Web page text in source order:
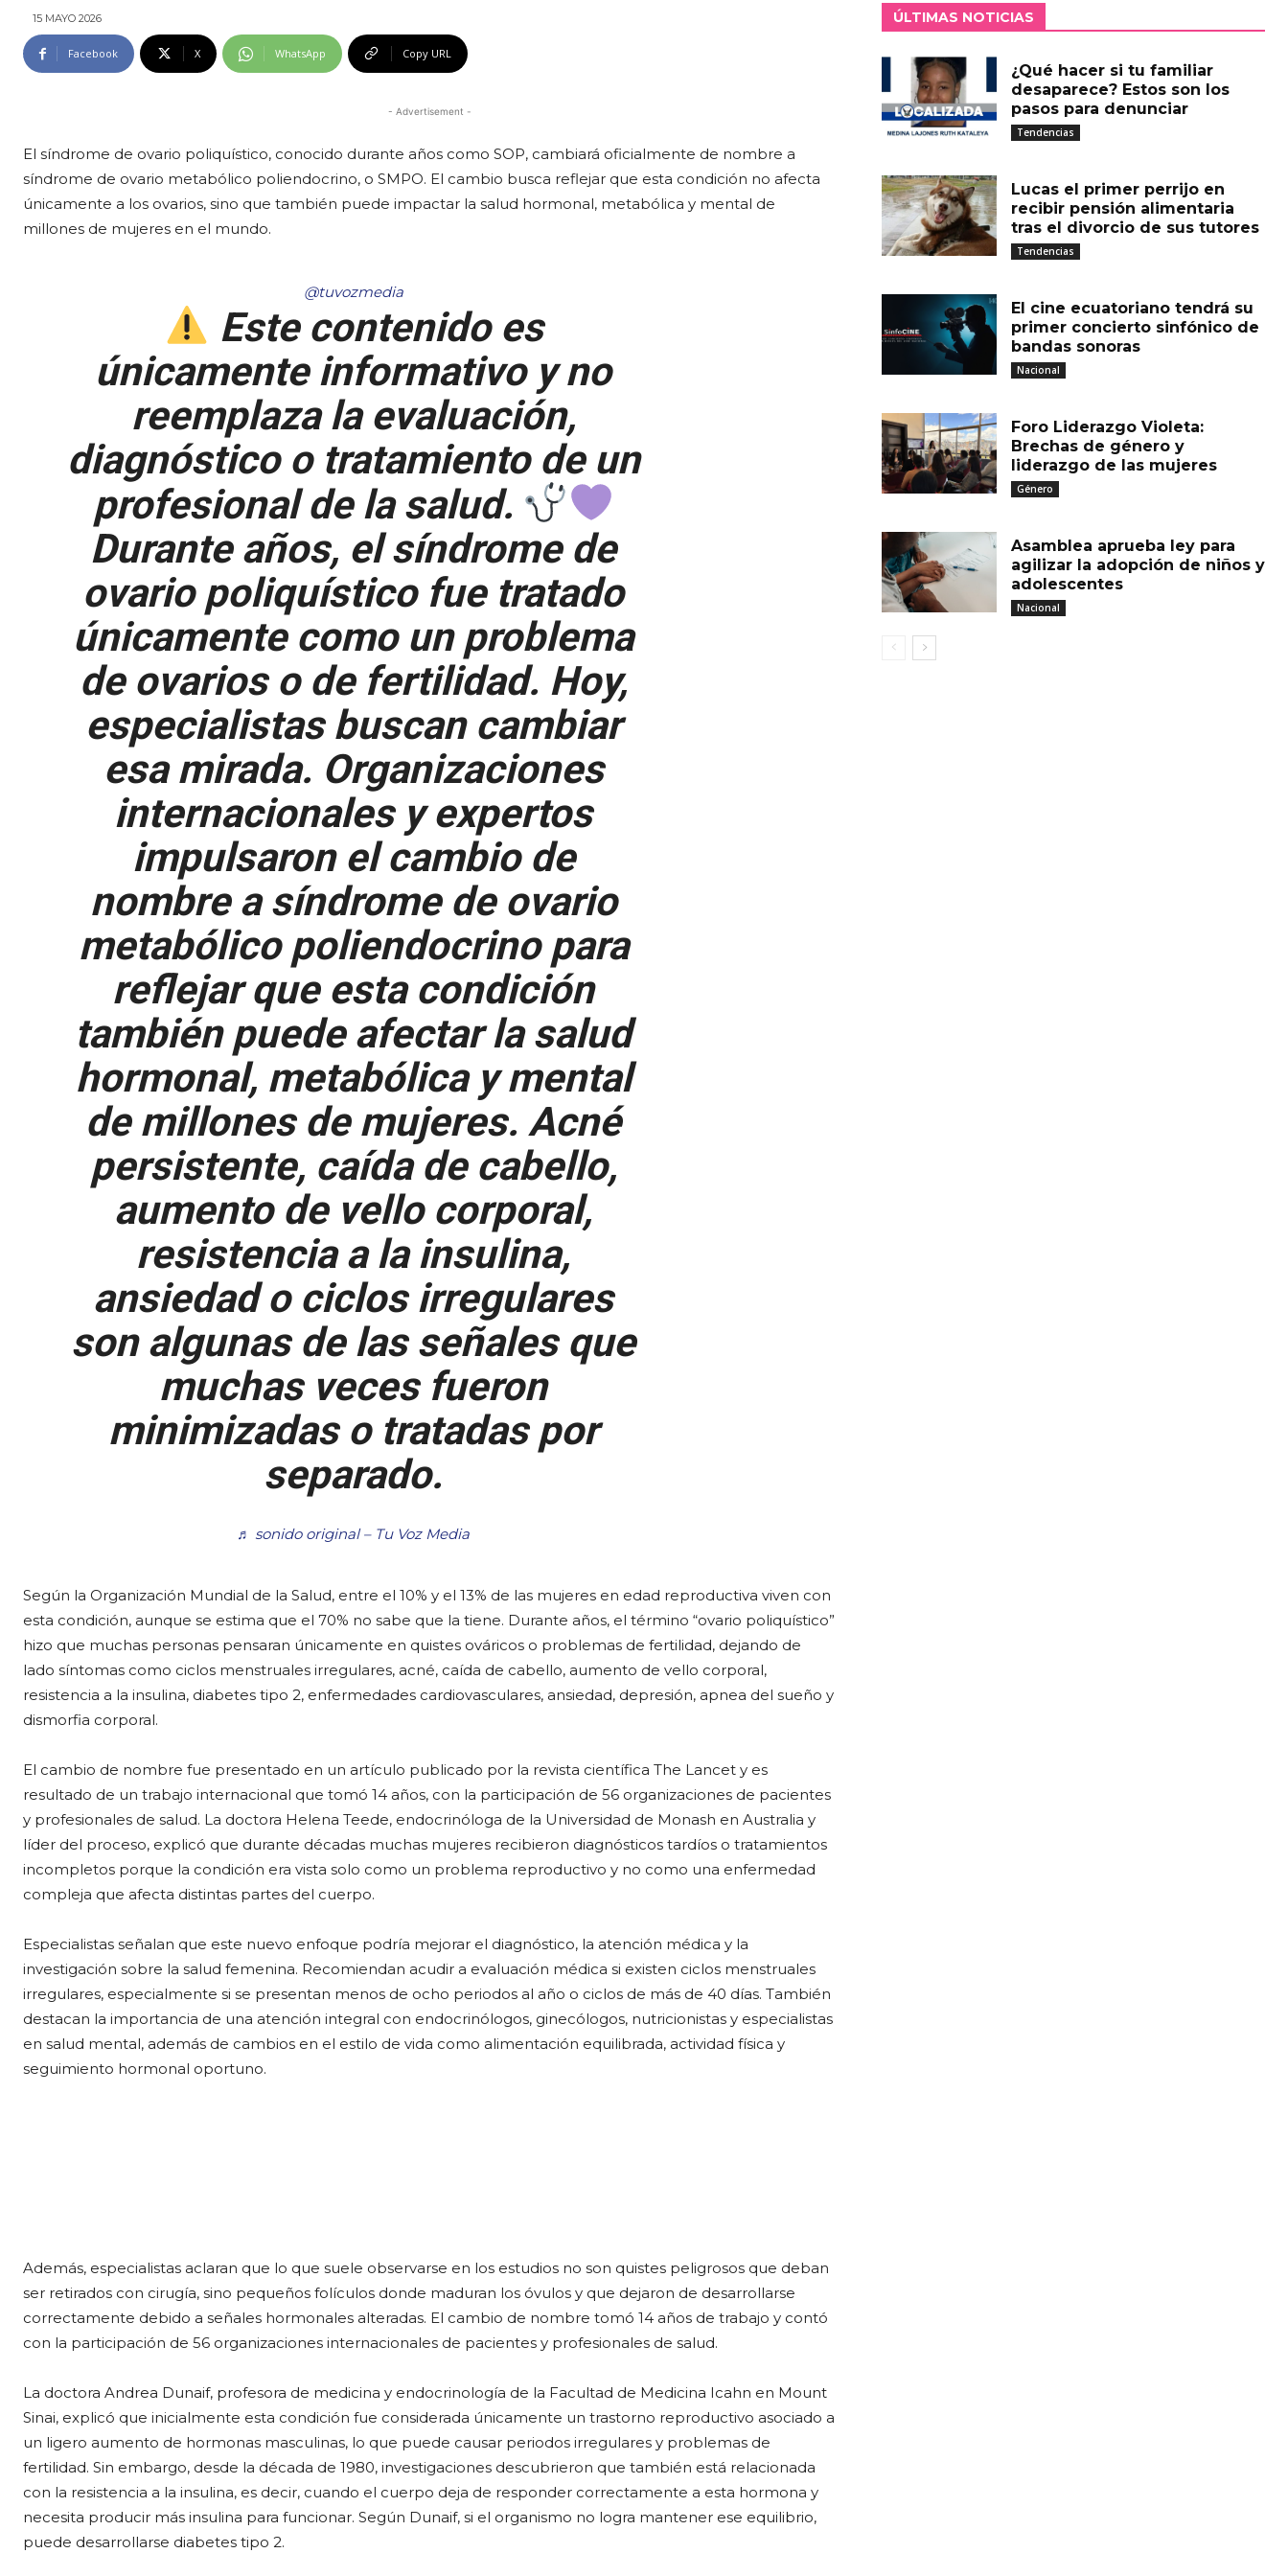
15 MAYO 2026
Facebook X WhatsApp Copy URL
- Advertisement -
El síndrome de ovario poliquístico, conocido durante años como SOP, cambiará oficialmente de nombre a
síndrome de ovario metabólico poliendocrino, o SMPO. El cambio busca reflejar que esta condición no afecta
únicamente a los ovarios, sino que también puede impactar la salud hormonal, metabólica y mental de
millones de mujeres en el mundo.
@tuvozmedia
Este contenido es
únicamente informativo y no
reemplaza la evaluación,
diagnóstico o tratamiento de un
profesional de la salud.
Durante años, el síndrome de
ovario poliquístico fue tratado
únicamente como un problema
de ovarios o de fertilidad. Hoy,
especialistas buscan cambiar
esa mirada. Organizaciones
internacionales y expertos
impulsaron el cambio de
nombre a síndrome de ovario
metabólico poliendocrino para
reflejar que esta condición
también puede afectar la salud
hormonal, metabólica y mental
de millones de mujeres. Acné
persistente, caída de cabello,
aumento de vello corporal,
resistencia a la insulina,
ansiedad o ciclos irregulares
son algunas de las señales que
muchas veces fueron
minimizadas o tratadas por
separado.
♬ sonido original – Tu Voz Media
Según la Organización Mundial de la Salud, entre el 10% y el 13% de las mujeres en edad reproductiva viven con
esta condición, aunque se estima que el 70% no sabe que la tiene. Durante años, el término “ovario poliquístico”
hizo que muchas personas pensaran únicamente en quistes ováricos o problemas de fertilidad, dejando de
lado síntomas como ciclos menstruales irregulares, acné, caída de cabello, aumento de vello corporal,
resistencia a la insulina, diabetes tipo 2, enfermedades cardiovasculares, ansiedad, depresión, apnea del sueño y
dismorfia corporal.
El cambio de nombre fue presentado en un artículo publicado por la revista científica The Lancet y es
resultado de un trabajo internacional que tomó 14 años, con la participación de 56 organizaciones de pacientes
y profesionales de salud. La doctora Helena Teede, endocrinóloga de la Universidad de Monash en Australia y
líder del proceso, explicó que durante décadas muchas mujeres recibieron diagnósticos tardíos o tratamientos
incompletos porque la condición era vista solo como un problema reproductivo y no como una enfermedad
compleja que afecta distintas partes del cuerpo.
Especialistas señalan que este nuevo enfoque podría mejorar el diagnóstico, la atención médica y la
investigación sobre la salud femenina. Recomiendan acudir a evaluación médica si existen ciclos menstruales
irregulares, especialmente si se presentan menos de ocho periodos al año o ciclos de más de 40 días. También
destacan la importancia de una atención integral con endocrinólogos, ginecólogos, nutricionistas y especialistas
en salud mental, además de cambios en el estilo de vida como alimentación equilibrada, actividad física y
seguimiento hormonal oportuno.
Además, especialistas aclaran que lo que suele observarse en los estudios no son quistes peligrosos que deban
ser retirados con cirugía, sino pequeños folículos donde maduran los óvulos y que dejaron de desarrollarse
correctamente debido a señales hormonales alteradas. El cambio de nombre tomó 14 años de trabajo y contó
con la participación de 56 organizaciones internacionales de pacientes y profesionales de salud.
La doctora Andrea Dunaif, profesora de medicina y endocrinología de la Facultad de Medicina Icahn en Mount
Sinai, explicó que inicialmente esta condición fue considerada únicamente un trastorno reproductivo asociado a
un ligero aumento de hormonas masculinas, lo que puede causar periodos irregulares y problemas de
fertilidad. Sin embargo, desde la década de 1980, investigaciones descubrieron que también está relacionada
con la resistencia a la insulina, es decir, cuando el cuerpo deja de responder correctamente a esta hormona y
necesita producir más insulina para funcionar. Según Dunaif, si el organismo no logra mantener ese equilibrio,
puede desarrollarse diabetes tipo 2.
ÚLTIMAS NOTICIAS
¿Qué hacer si tu familiar
desaparece? Estos son los
pasos para denunciar
Tendencias
Lucas el primer perrijo en
recibir pensión alimentaria
tras el divorcio de sus tutores
Tendencias
El cine ecuatoriano tendrá su
primer concierto sinfónico de
bandas sonoras
Nacional
Foro Liderazgo Violeta:
Brechas de género y
liderazgo de las mujeres
Género
Asamblea aprueba ley para
agilizar la adopción de niños y
adolescentes
Nacional